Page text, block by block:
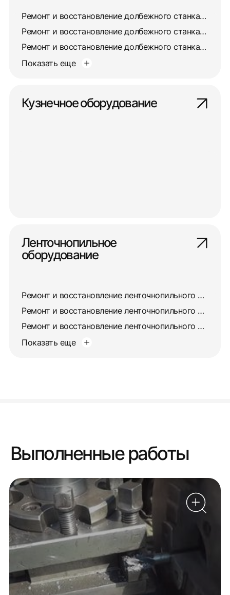
Ремонт и восстановление долбежного станка 7403
Ремонт и восстановление долбежного станка 7405
Ремонт и восстановление долбежного станка 7417
Показать еще
Кузнечное оборудование
Ленточнопильное
оборудование
Ремонт и восстановление ленточнопильного станка 8725
Ремонт и восстановление ленточнопильного станка 872А
Ремонт и восстановление ленточнопильного станка 872М
Показать еще
Выполненные работы